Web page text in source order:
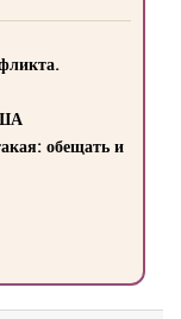
обещать и